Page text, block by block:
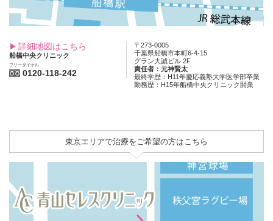
詳細地図はこちら
船橋中央クリニック
フリーダイヤル
0120-118-242
〒273-0005
千葉県船橋市本町6-4-15
グラン大誠ビル 2F
責任者：元神賢太
最終学歴：H11年慶応義塾大学医学部卒業
勤務歴：H15年船橋中央クリニック開業
東京エリアで治療をご希望の方はこちら